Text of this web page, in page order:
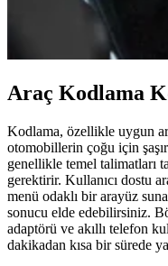
Araç Kodlama
Kodlama, özellikle uygun
otomobillerin çoğu için
genellikle temel talimatları
gerektirir. Kullanıcı dostu
menü odaklı bir arayüz
sonucu elde edebilirsiniz.
adaptörü ve akıllı telefon
dakikadan kısa bir sürede